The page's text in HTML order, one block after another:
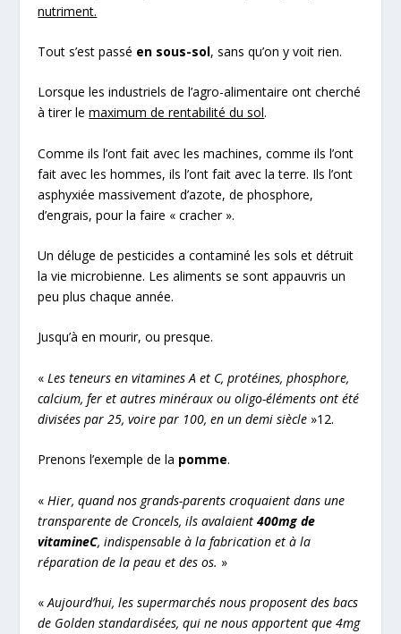
nutriment.
Tout s’est passé en sous-sol, sans qu’on y voit rien.
Lorsque les industriels de l’agro-alimentaire ont cherché
à tirer lemaximum de rentabilité du sol.
Comme ils l’ont fait avec les machines, comme ils l’ont
fait avec les hommes, ils l’ont fait avec la terre. Ils l’ont
asphyxiée massivement d’azote, de phosphore,
d’engrais, pour la faire « cracher ».
Un déluge de pesticides a contaminé les sols et détruit
la vie microbienne. Les aliments se sont appauvris un
peu plus chaque année.
Jusqu’à en mourir, ou presque.
«Les teneurs en vitamines A et C, protéines, phosphore,
calcium, fer et autres minéraux ou oligo-éléments ont été
divisées par 25, voire par 100, en un demi siècle »12.
Prenons l’exemple de la pomme.
« Hier, quand nos grands-parents croquaient dans une
transparente de Croncels, ils avalaient400mg de
vitamineC, indispensableàla fabrication etàla
réparation de la peau et des os. »
«Aujourd’hui, les supermarchés nous proposent des bacs
de Golden standardisées, qui ne nous apportent que 4mg